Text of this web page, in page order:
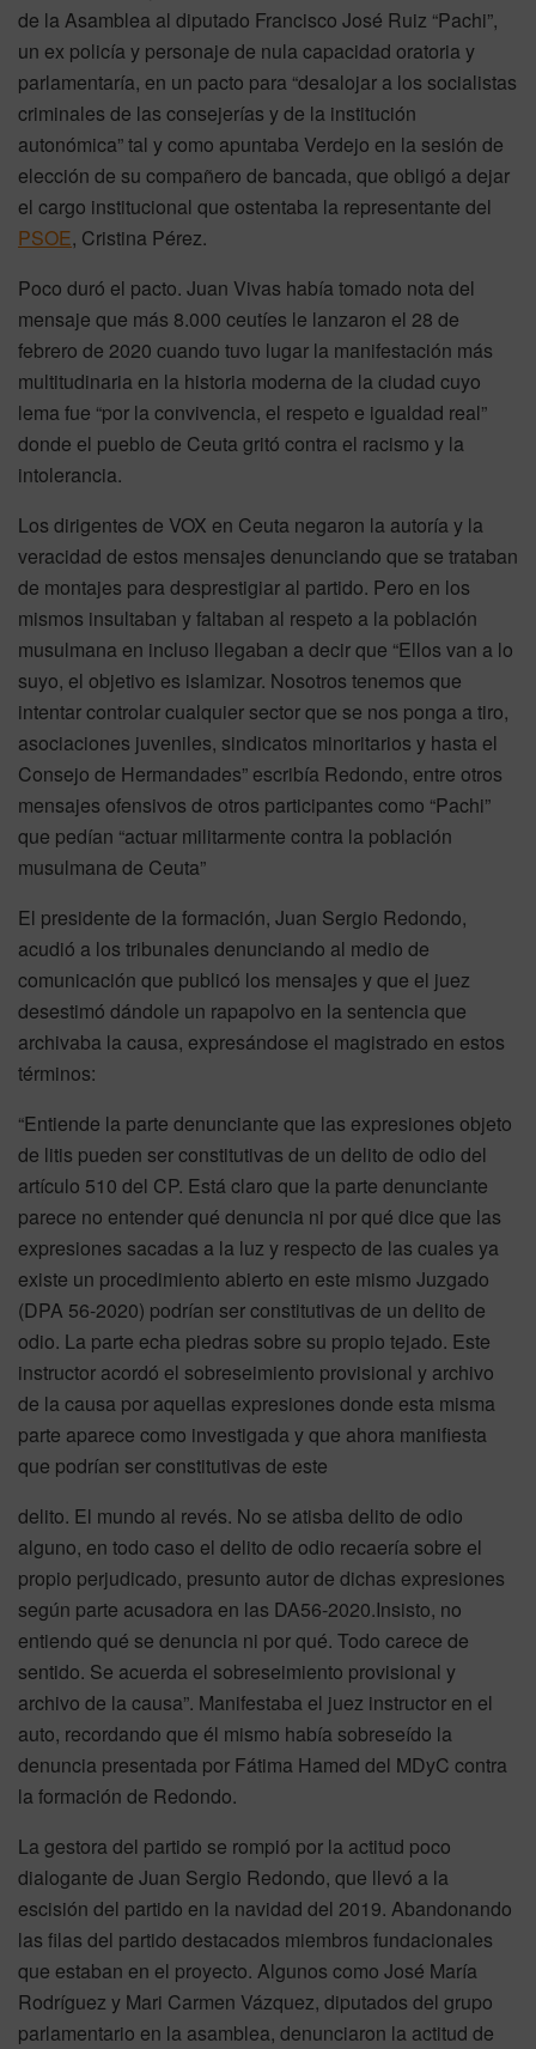
de la Asamblea al diputado Francisco José Ruiz “Pachi”,
un ex policía y personaje de nula capacidad oratoria y
parlamentaría, en un pacto para “desalojar a los socialistas
criminales de las consejerías y de la institución
autonómica” tal y como apuntaba Verdejo en la sesión de
elección de su compañero de bancada, que obligó a dejar
el cargo institucional que ostentaba la representante del
PSOE, Cristina Pérez.
Poco duró el pacto. Juan Vivas había tomado nota del
mensaje que más 8.000 ceutíes le lanzaron el 28 de
febrero de 2020 cuando tuvo lugar la manifestación más
multitudinaria en la historia moderna de la ciudad cuyo
lema fue “por la convivencia, el respeto e igualdad real”
donde el pueblo de Ceuta gritó contra el racismo y la
intolerancia.
Los dirigentes de VOX en Ceuta negaron la autoría y la
veracidad de estos mensajes denunciando que se trataban
de montajes para desprestigiar al partido. Pero en los
mismos insultaban y faltaban al respeto a la población
musulmana en incluso llegaban a decir que “Ellos van a lo
suyo, el objetivo es islamizar. Nosotros tenemos que
intentar controlar cualquier sector que se nos ponga a tiro,
asociaciones juveniles, sindicatos minoritarios y hasta el
Consejo de Hermandades” escribía Redondo, entre otros
mensajes ofensivos de otros participantes como “Pachi”
que pedían “actuar militarmente contra la población
musulmana de Ceuta”
El presidente de la formación, Juan Sergio Redondo,
acudió a los tribunales denunciando al medio de
comunicación que publicó los mensajes y que el juez
desestimó dándole un rapapolvo en la sentencia que
archivaba la causa, expresándose el magistrado en estos
términos:
“Entiende la parte denunciante que las expresiones objeto
de litis pueden ser constitutivas de un delito de odio del
artículo 510 del CP. Está claro que la parte denunciante
parece no entender qué denuncia ni por qué dice que las
expresiones sacadas a la luz y respecto de las cuales ya
existe un procedimiento abierto en este mismo Juzgado
(DPA 56-2020) podrían ser constitutivas de un delito de
odio. La parte echa piedras sobre su propio tejado. Este
instructor acordó el sobreseimiento provisional y archivo
de la causa por aquellas expresiones donde esta misma
parte aparece como investigada y que ahora manifiesta
que podrían ser constitutivas de este
delito. El mundo al revés. No se atisba delito de odio
alguno, en todo caso el delito de odio recaería sobre el
propio perjudicado, presunto autor de dichas expresiones
según parte acusadora en las DA56-2020.Insisto, no
entiendo qué se denuncia ni por qué. Todo carece de
sentido. Se acuerda el sobreseimiento provisional y
archivo de la causa”. Manifestaba el juez instructor en el
auto, recordando que él mismo había sobreseído la
denuncia presentada por Fátima Hamed del MDyC contra
la formación de Redondo.
La gestora del partido se rompió por la actitud poco
dialogante de Juan Sergio Redondo, que llevó a la
escisión del partido en la navidad del 2019. Abandonando
las filas del partido destacados miembros fundacionales
que estaban en el proyecto. Algunos como José María
Rodríguez y Mari Carmen Vázquez, diputados del grupo
parlamentario en la asamblea, denunciaron la actitud de